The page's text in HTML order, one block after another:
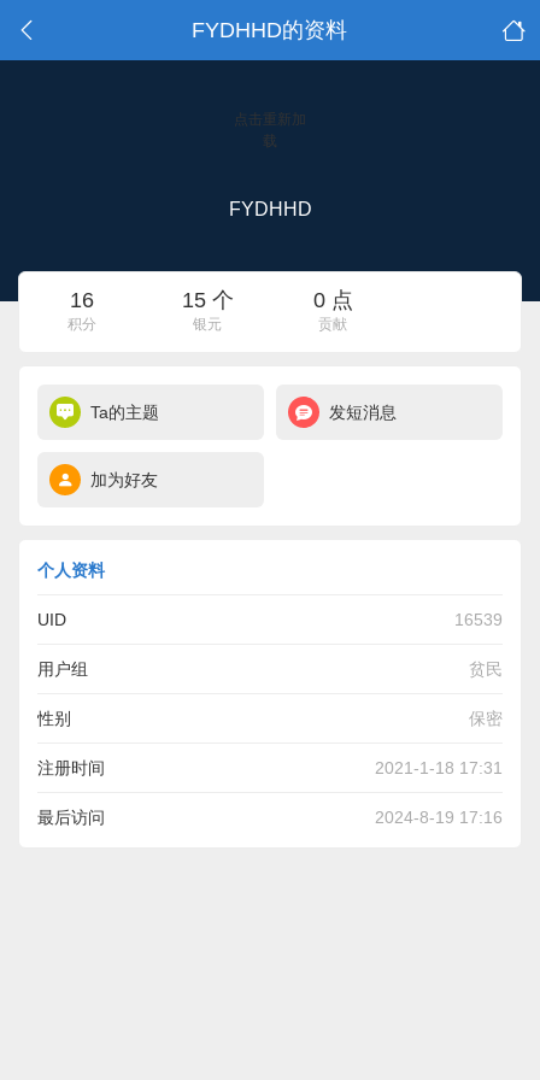
FYDHHD的资料
点击重新加
载
FYDHHD
16
积分
15 个
银元
0 点
贡献
Ta的主题 发短消息
加为好友
个人资料
UID 16539
用户组 贫民
性别 保密
注册时间 2021-1-18 17:31
最后访问 2024-8-19 17:16